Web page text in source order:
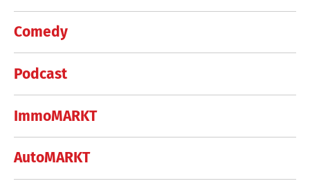
Comedy
Podcast
ImmoMARKT
AutoMARKT